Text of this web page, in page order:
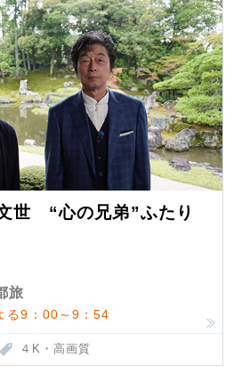
世 “心の兄弟”ふたり
旅
る9：00～9：54
４K・高画質